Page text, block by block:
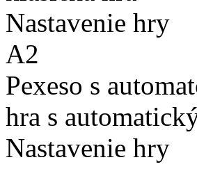
Nastavenie hry
A2
Pexeso s
hra s
Nastavenie hry